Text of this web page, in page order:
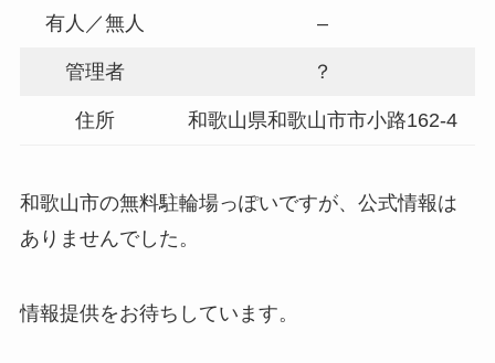
有人／無人 –
管理者 ？
住所 和歌山県和歌山市市小路162-4
和歌山市の無料駐輪場っぽいですが、公式情報は
ありませんでした。
情報提供をお待ちしています。